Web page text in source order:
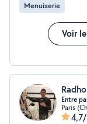
Menuiserie
Voir
Entre
Paris